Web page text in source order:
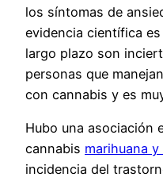
los síntomas de
evidencia científica
largo plazo son
personas que
con cannabis y es
Hubo una asociación
cannabis marihuana
incidencia del